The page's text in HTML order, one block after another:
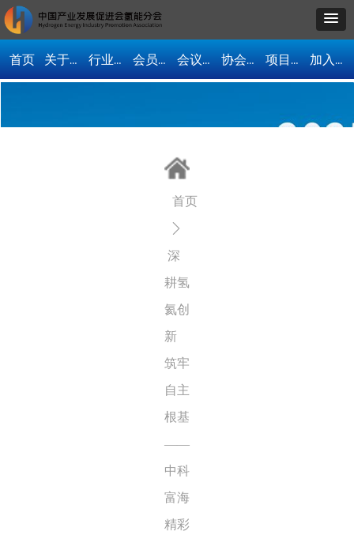
首页 关于我们 行业资讯 会员单位 会议活动 协会动态 项目合作 加入协会
首页
ꄲ
深
耕氢
氦创
新
筑牢
自主
根基
——
中科
富海
精彩